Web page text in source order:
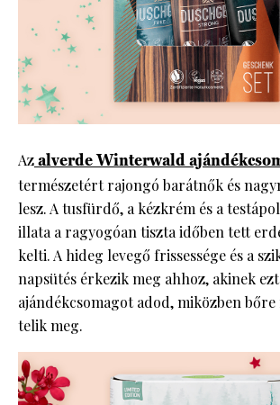
Azalverde Winterwald
természetért rajongó barátnők és
lesz. A tusfürdő, a kézkrém és a
illata a ragyogóan tiszta időben tett
kelti. A hideg levegő frissessége és a
napsütés érkezik meg ahhoz, akinek
ajándékcsomagot adod, miközben
telik meg.